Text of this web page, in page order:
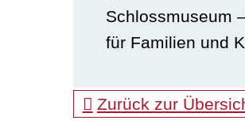
Schlossmuseum
für Familien und
Zurück zur